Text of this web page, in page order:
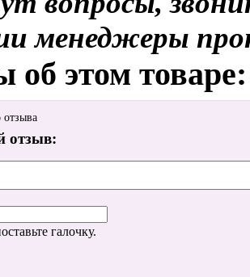
менеджеры
этом товаре:
отзыв:
галочку.